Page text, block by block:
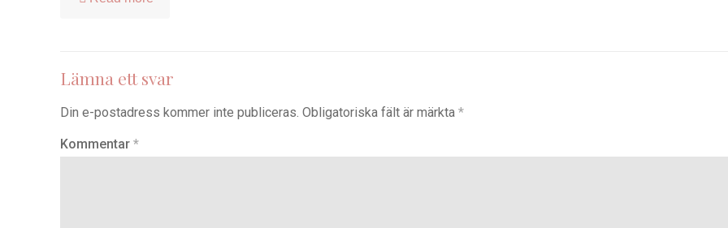
Lämna ett svar
Din e-postadress kommer inte publiceras. Obligatoriska fält är märkta *
Kommentar *